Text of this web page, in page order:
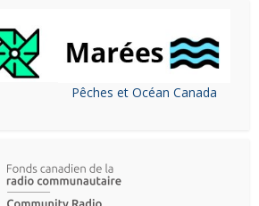
Pêches et Océan Canada